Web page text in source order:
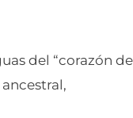
del “corazón